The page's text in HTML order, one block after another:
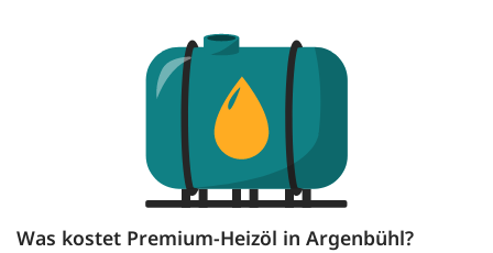
Was kostet Premium-Heizöl in Argenbühl?